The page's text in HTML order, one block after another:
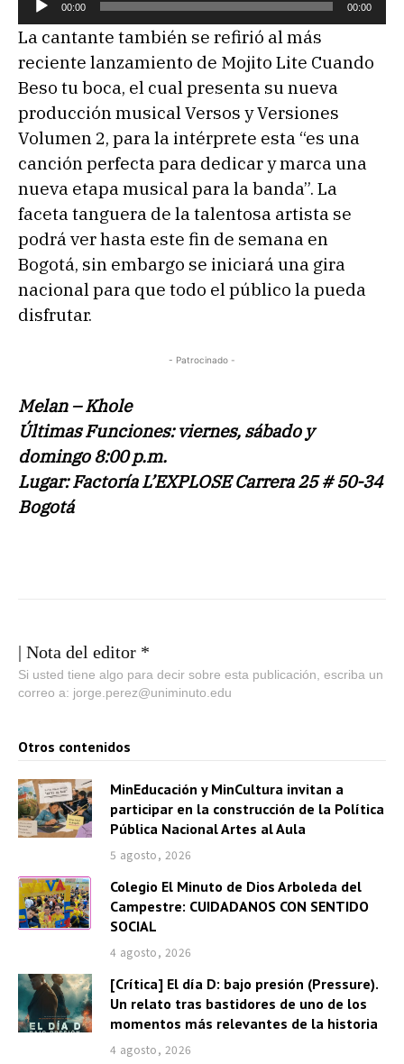
e
p
r
o
d
u
c
t
o
r
d
e
a
i
o
00:00 00:00
La cantante también se refirió al más
reciente lanzamiento de Mojito Lite Cuando
Beso tu boca, el cual presenta su nueva
producción musical Versos y Versiones
Volumen 2, para la intérprete esta “es una
canción perfecta para dedicar y marca una
nueva etapa musical para la banda”. La
faceta tanguera de la talentosa artista se
podrá ver hasta este fin de semana en
Bogotá, sin embargo se iniciará una gira
nacional para que todo el público la pueda
disfrutar.
- Patrocinado -
Melan – Khole
Últimas Funciones: viernes, sábado y
domingo 8:00 p.m.
Lugar:FactoríaL’EXPLOSE Carrera 25 # 50-34
Bogotá
| Nota del editor *
Si usted tiene algo para decir sobre esta publicación, escriba un
correo a: jorge.perez@uniminuto.edu
Otros contenidos
MinEducación y MinCultura invitan a
participar en la construcción de la Política
Pública Nacional Artes al Aula
5 agosto, 2026
Colegio El Minuto de Dios Arboleda del
Campestre: CUIDADANOS CON SENTIDO
SOCIAL
4 agosto, 2026
[Crítica] El día D: bajo presión (Pressure).
Un relato tras bastidores de uno de los
momentos más relevantes de la historia
4 agosto, 2026